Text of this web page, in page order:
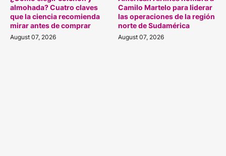
almohada? Cuatro claves
que la ciencia recomienda
mirar antes de comprar
August 07, 2026
Camilo Martelo para liderar
las operaciones de la región
norte de Sudamérica
August 07, 2026